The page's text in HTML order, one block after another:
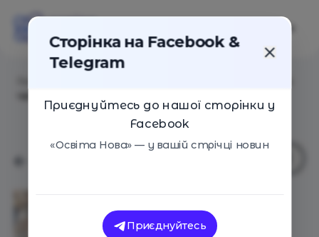
Сторінка на Facebook &
Telegram
Приєднуйтесь до нашої сторінки у
Facebook
«Освіта Нова» — у вашій стрічці новин
Приєднуйтесь